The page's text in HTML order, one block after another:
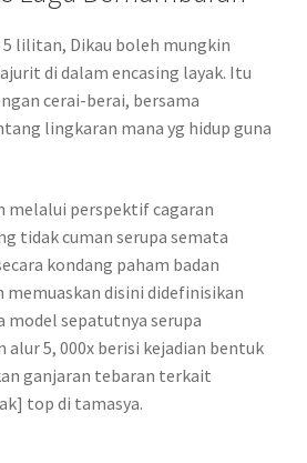
5 lilitan, Dikau boleh mungkin
di dalam encasing layak. Itu
cerai-berai, bersama
lingkaran mana yg hidup guna
melalui perspektif cagaran
tidak cuman serupa semata
kondang paham badan
memuaskan disini didefinisikan
model sepatutnya serupa
alur 5, 000x berisi kejadian bentuk
ganjaran tebaran terkait
top di tamasya.